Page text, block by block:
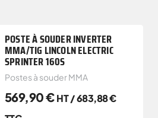
POSTE À SOUDER INVERTER
MMA/TIG LINCOLN ELECTRIC
SPRINTER 160S
Postes à souder MMA
569,90€HT /683,88€